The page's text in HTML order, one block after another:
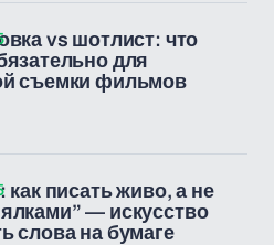
vs шотлист: что
для
съемки фильмов
как писать живо, а не
— искусство
слова на бумаге